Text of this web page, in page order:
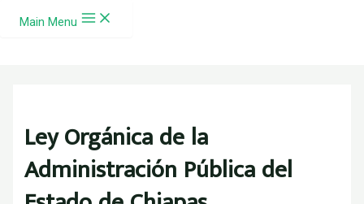
Ir al contenido
Main Menu
Ley Orgánica de la
Administración Pública del